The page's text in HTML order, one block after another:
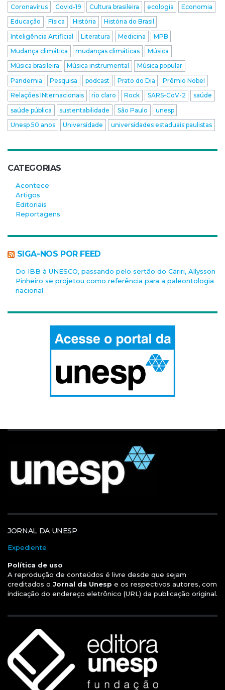
Coronavírus
Covid-19 Cultura brasileira ecologia
Economia
Educação
Física História
História do Brasil
Inteligência Artificial
Literatura Medicina
MPB
Mudança climática
mudanças climáticas
Música
Música brasileira
Música instrumental
Música popular
Pandemia
Pesquisa podcast Prato do Dia
Prêmio Nobel
Relações INternacionais
rio claro Rock SARS-CoV-2
saúde
saúde pública
sustentabilidade São Paulo
unesp
Unesp 50 anos
Universidade universidades estaduais paulistas
CATEGORIAS
Acontece
Artigos
Editoriais
Reportagens
SIGA-NOS POR FEED
Do IBB à UNESCO, passando pelo sertão do Cariri, Allysson
Pinheiro se projetou como referência para a paleontologia
nacional
JORNAL DA UNESP
Expediente
Política de uso
A reprodução de conteúdos é livre desde que sejam
creditados o Jornal da Unesp e os respectivos autores, com
indicação do endereço eletrônico (URL) da publicação original.